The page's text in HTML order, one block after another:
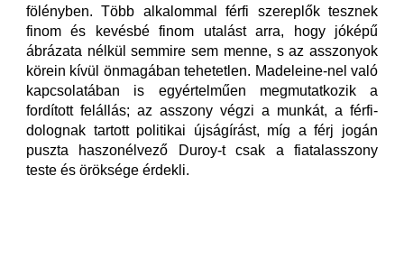
fölényben. Több alkalommal férfi szereplők tesznek
finom és kevésbé finom utalást arra, hogy jóképű
ábrázata nélkül semmire sem menne, s az asszonyok
körein kívül önmagában tehetetlen. Madeleine-nel való
kapcsolatában is egyértelműen megmutatkozik a
fordított felállás; az asszony végzi a munkát, a férfi-
dolognak tartott politikai újságírást, míg a férj jogán
puszta haszonélvező Duroy-t csak a fiatalasszony
teste és öröksége érdekli.